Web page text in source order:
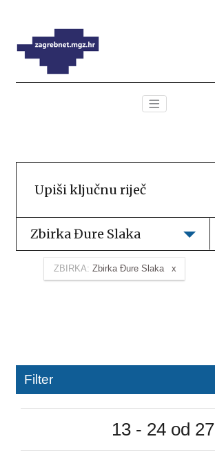
Zbirka Đure Slaka
ZBIRKA: Zbirka Đure Slaka
Filter
13 - 24 od 27